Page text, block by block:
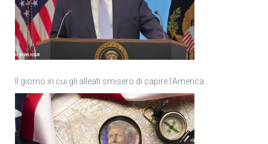
Il giorno in cui gli alleati smisero di capire l’America